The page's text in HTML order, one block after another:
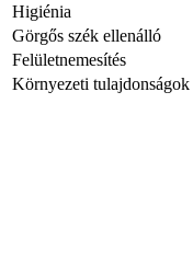
Higiénia
Görgős szék ellenálló
Felületnemesítés
Környezeti tulajdonságok